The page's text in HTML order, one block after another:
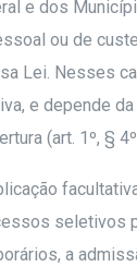
e dos
ou de
Lei. Nesses
e depende
(art. 1º, §
seletivos
a